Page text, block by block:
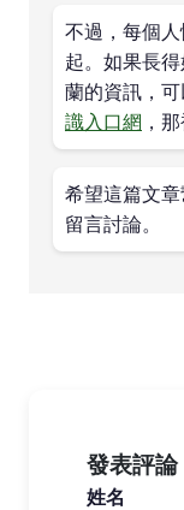
不過，每個
起。如果長
蘭的資訊，
識入口網 ，
希望這篇文
留言討論。
發表評論
姓名